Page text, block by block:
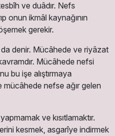
ve duâdır. Nefs
onun ikmâl kaynağının
gerekir.
denir. Mücâhede ve riyâzat
Mücâhede nefsi
bu işe alıştırmaya
mücâhede nefse ağır gelen
ve kısıtlamaktır.
kesmek, asgarîye indirmek